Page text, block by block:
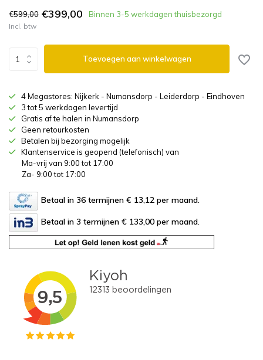
€599,00 €399,00 Binnen 3-5 werkdagen thuisbezorgd
Incl. btw
Toevoegen aan winkelwagen
4 Megastores: Nijkerk - Numansdorp - Leiderdorp - Eindhoven
3 tot 5 werkdagen levertijd
Gratis af te halen in Numansdorp
Geen retourkosten
Betalen bij bezorging mogelijk
Klantenservice is geopend (telefonisch) van
Ma-vrij van 9:00 tot 17:00
Za- 9:00 tot 17:00
Betaal in 36 termijnen € 13,12 per maand.
Betaal in 3 termijnen € 133,00 per maand.